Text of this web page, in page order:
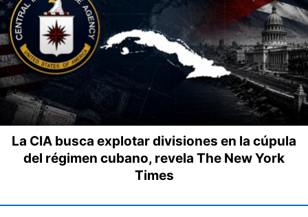
La CIA busca explotar divisiones en la cúpula
del régimen cubano, revela The New York
Times